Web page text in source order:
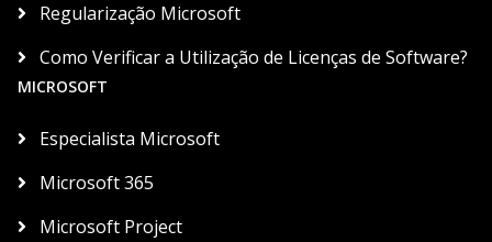
Regularização Microsoft
Como Verificar a Utilização de Licenças de Software?
MICROSOFT
Especialista Microsoft
Microsoft 365
Microsoft Project